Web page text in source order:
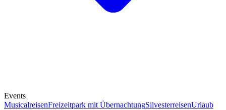
Events
MusicalreisenFreizeitpark mit ÜbernachtungSilvesterreisenUrlaub